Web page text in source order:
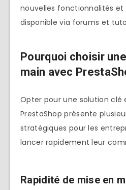
nouvelles fonctionnalités et
disponible via forums et
Pourquoi choisir
main avec
Opter pour une solution clé
PrestaShop présente
stratégiques pour les
lancer rapidement leur
Rapidité de mise en